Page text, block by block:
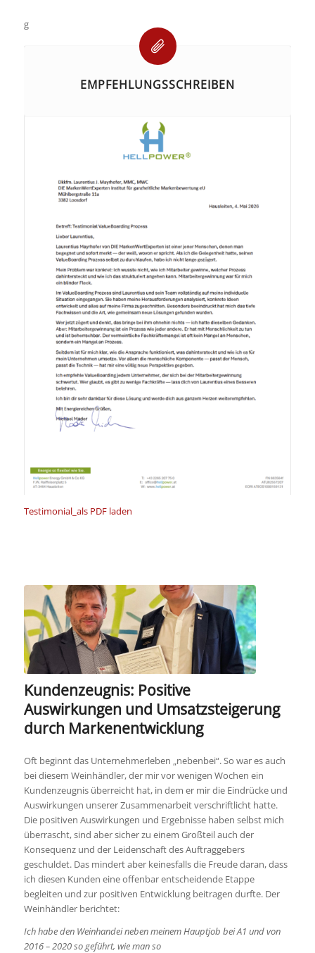
g
EMPFEHLUNGSSCHREIBEN
Testimonial_als PDF laden
Kundenzeugnis: Positive
Auswirkungen und Umsatzsteigerung
durch Markenentwicklung
Oft beginnt das Unternehmerleben „nebenbei“. So war es auch
bei diesem Weinhändler, der mir vor wenigen Wochen ein
Kundenzeugnis überreicht hat, in dem er mir die Eindrücke und
Auswirkungen unserer Zusammenarbeit verschriftlicht hatte.
Die positiven Auswirkungen und Ergebnisse haben selbst mich
überrascht, sind aber sicher zu einem Großteil auch der
Konsequenz und der Leidenschaft des Auftraggebers
geschuldet. Das mindert aber keinesfalls die Freude daran, dass
ich diesen Kunden eine offenbar entscheidende Etappe
begleiten und zur positiven Entwicklung beitragen durfte. Der
Weinhändler berichtet:
Ich habe den Weinhandei neben meinem Hauptjob bei A1 und von
2016 – 2020 so geführt, wie man so